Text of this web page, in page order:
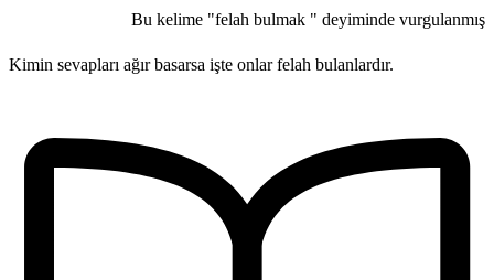
Bu kelime "felah bulmak " deyiminde vurgulanmış
Kimin sevapları ağır basarsa işte onlar felah bulanlardır.